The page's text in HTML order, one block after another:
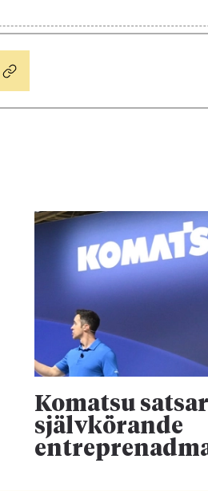
Komatsu
självkörande